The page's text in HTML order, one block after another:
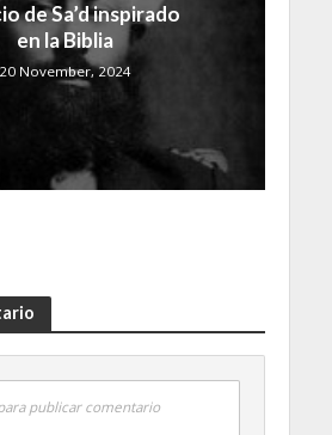
de Sa’d inspirado
en la Biblia
20 November, 2024
publicar comentario